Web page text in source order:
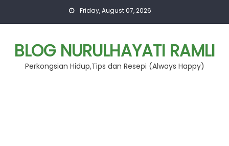
Friday, August 07, 2026
BLOG NURULHAYATI RAMLI
Perkongsian Hidup,Tips dan Resepi (Always Happy)